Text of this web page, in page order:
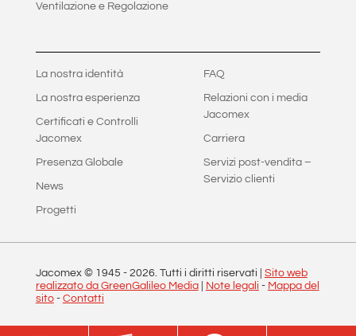
Ventilazione e Regolazione
La nostra identità
La nostra esperienza
Certificati e Controlli
Jacomex
Presenza Globale
News
Progetti
FAQ
Relazioni con i media
Jacomex
Carriera
Servizi post-vendita –
Servizio clienti
Jacomex © 1945 - 2026. Tutti i diritti riservati | Sito web
realizzato da GreenGalileo Media| Note legali - Mappa del
sito- Contatti